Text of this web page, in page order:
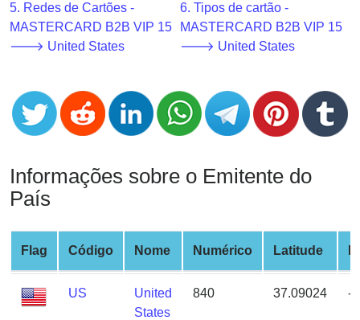
Credit
Card
Validator
Card
Generator
Credit
Card
Generator
Generate
Credit
Card
from
BIN
5. Redes de Cartões -
MASTERCARD B2B VIP 15
🡒 United States
6. Tipos de cartão -
MASTERCARD B2B VIP 15
🡒 United States
Informações sobre o Emitente do
País
Flag Código Nome Numérico Latitude
US
United
States
840 37.09024 -